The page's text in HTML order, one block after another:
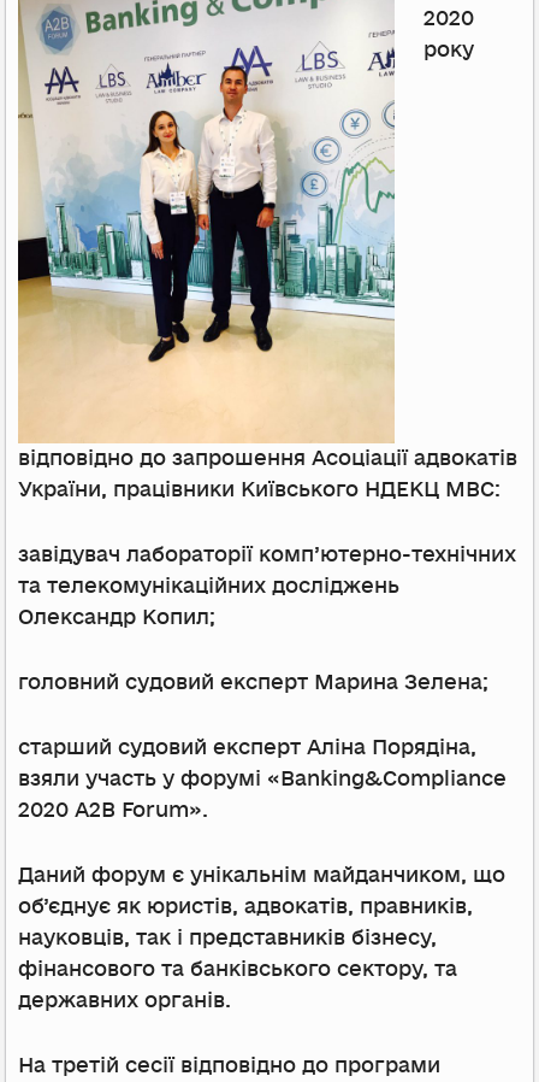
2020
року
відповідно до запрошення Асоціації адвокатів
України, працівники Київського НДЕКЦ МВС:
завідувач лабораторії комп’ютерно-технічних
та телекомунікаційних досліджень
Олександр Копил;
головний судовий експерт Марина Зелена;
старший судовий експерт Аліна Порядіна,
взяли участь у форумі «Banking&Compliance
2020 A2B Forum».
Даний форум є унікальнім майданчиком, що
об’єднує як юристів, адвокатів, правників,
науковців, так і представників бізнесу,
фінансового та банківського сектору, та
державних органів.
На третій сесії відповідно до програми